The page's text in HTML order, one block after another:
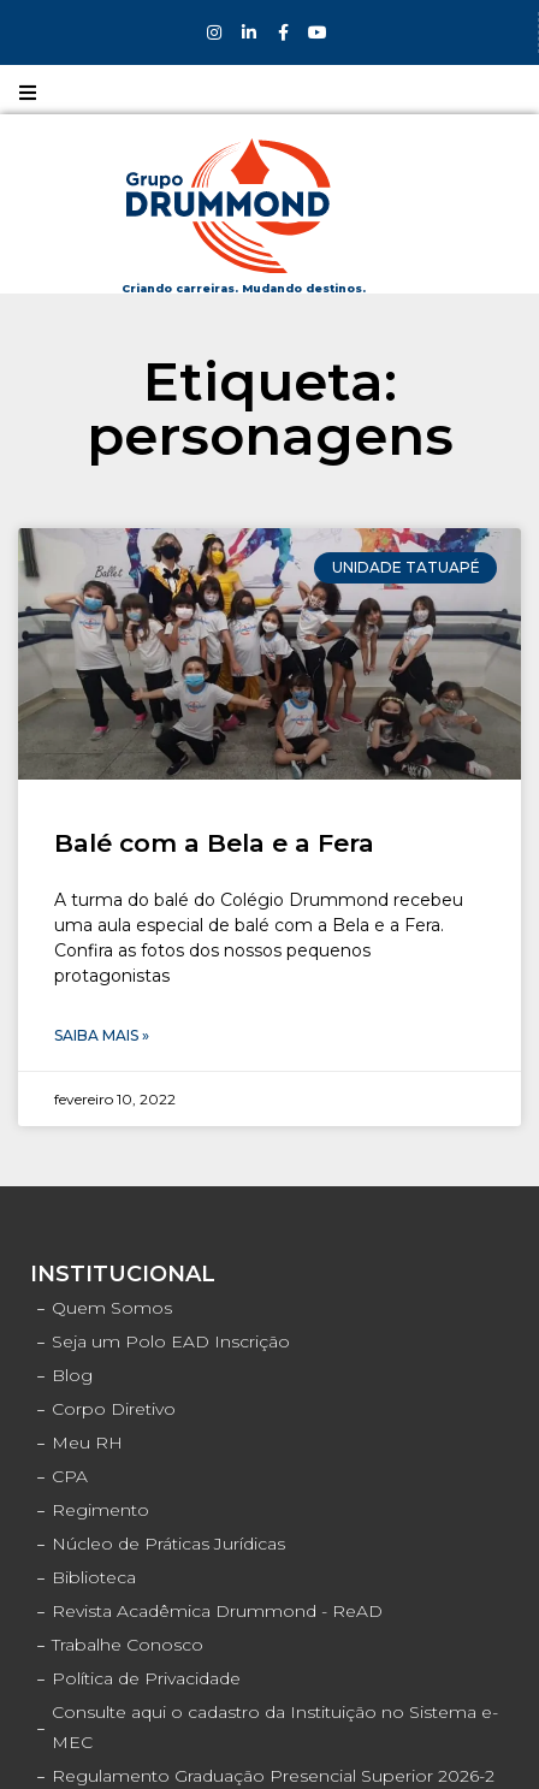
DESCONTOS
Fale
CONOSCO
Seja um
POLO EAD
Criando carreiras. Mudando destinos.
Etiqueta:
personagens
UNIDADE TATUAPÉ
Balé com a Bela e a Fera
A turma do balé do Colégio Drummond recebeu
uma aula especial de balé com a Bela e a Fera.
Confira as fotos dos nossos pequenos
protagonistas
SAIBA MAIS »
fevereiro 10, 2022
INSTITUCIONAL
Quem Somos
Seja um Polo EAD Inscrição
Blog
Corpo Diretivo
Meu RH
CPA
Regimento
Núcleo de Práticas Jurídicas
Biblioteca
Revista Acadêmica Drummond - ReAD
Trabalhe Conosco
Política de Privacidade
Consulte aqui o cadastro da Instituição no Sistema e-
MEC
Regulamento Graduação Presencial Superior 2026-2